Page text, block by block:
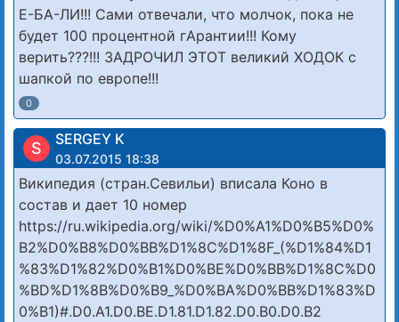
Е-БА-ЛИ!!! Сами отвечали, что молчок, пока не
будет 100 процентной гАрантии!!! Кому
верить???!!! ЗАДРОЧИЛ ЭТОТ великий ХОДОК с
шапкой по европе!!!
0
S SERGEY K
03.07.2015 18:38
Википедия (стран.Севильи) вписала Коно в
состав и дает 10 номер
https://ru.wikipedia.org/wiki/%D0%A1%D0%B5%D0%
B2%D0%B8%D0%BB%D1%8C%D1%8F_(%D1%84%D1
%83%D1%82%D0%B1%D0%BE%D0%BB%D1%8C%D0
%BD%D1%8B%D0%B9_%D0%BA%D0%BB%D1%83%D
0%B1)#.D0.A1.D0.BE.D1.81.D1.82.D0.B0.D0.B2